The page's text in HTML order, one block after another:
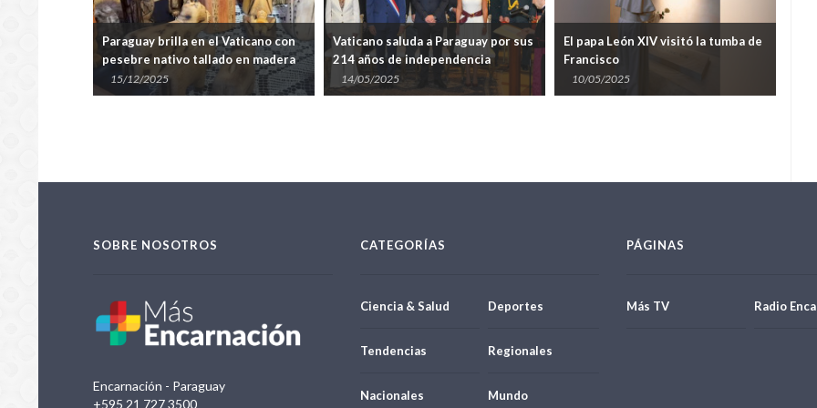
Paraguay brilla en el Vaticano con
pesebre nativo tallado en madera
de timbó
15/12/2025
Vaticano saluda a Paraguay por sus
214 años de independencia
14/05/2025
El papa León XIV visitó la tumba de
Francisco
10/05/2025
SOBRE NOSOTROS
Encarnación - Paraguay
+595 21 727 3500
CATEGORÍAS
Ciencia & Salud Deportes
Tendencias Regionales
Nacionales Mundo
PÁGINAS
Más TV Radio